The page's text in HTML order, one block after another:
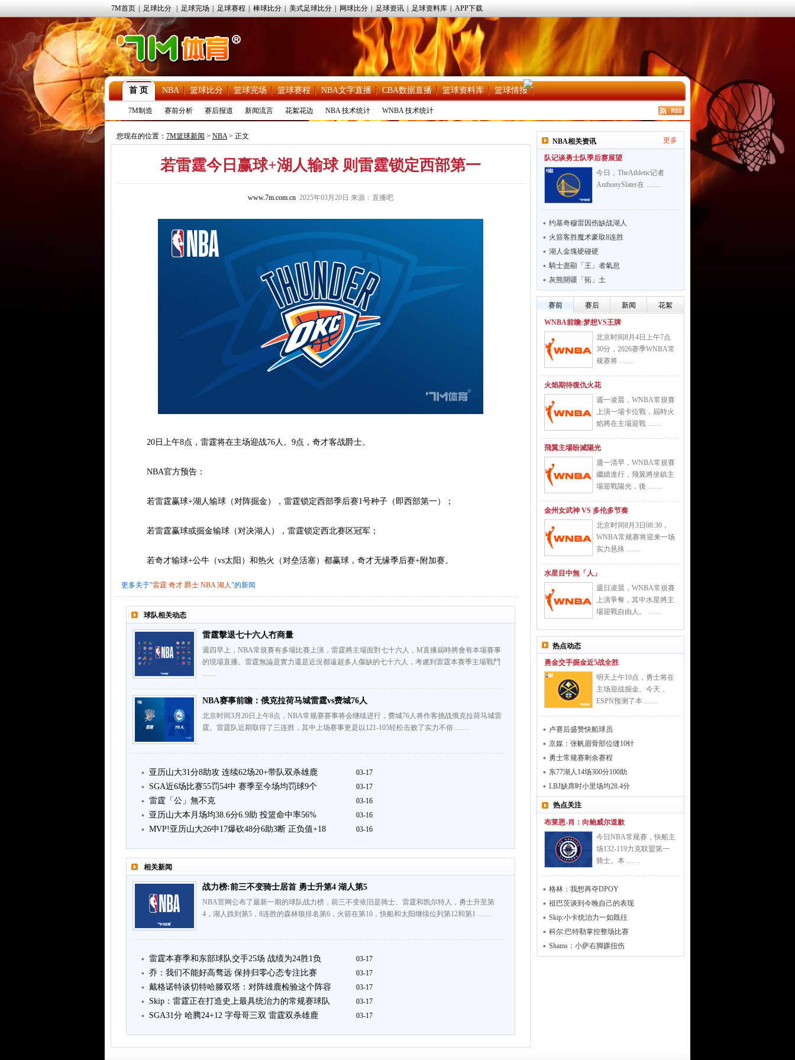
7M首页 足球比分 足球完场 足球赛程 棒球比分 美式足球比分 网球比分 足球资讯 足球资料库 APP下载
首 页 NBA 篮球比分 篮球完场 篮球赛程 NBA文字直播 CBA数据直播 篮球资料库 篮球情报
7M制造 赛前分析 赛后报道 新闻流言 花絮花边 NBA 技术统计 WNBA 技术统计
您现在的位置： 7M篮球新闻 > NBA> 正文
若雷霆今日赢球+湖人输球 则雷霆锁定西部第一
www.7m.com.cn 2025年03月20日 来源：直播吧
20日上午8点，雷霆将在主场迎战76人。9点，奇才客战爵士。
NBA官方预告：
若雷霆赢球+湖人输球（对阵掘金），雷霆锁定西部季后赛1号种子（即西部第一）；
若雷霆赢球或掘金输球（对决湖人），雷霆锁定西北赛区冠军；
若奇才输球+公牛（vs太阳）和热火（对垒活塞）都赢球，奇才无缘季后赛+附加赛。
更多关于"雷霆 奇才 爵士 NBA 湖人"的新闻
球队相关动态
雷霆擊退七十六人冇商量
週四早上，NBA常規賽有多場比賽上演，雷霆將主場面對七十六人，M直播屆時將會有本場賽事
的現場直播。雷霆無論是實力還是近況都遠超多人傷缺的七十六人，考慮到雷霆本賽季主場戰鬥
……
NBA赛事前瞻：俄克拉荷马城雷霆vs费城76人
北京时间3月20日上午8点，NBA常规赛赛事将会继续进行，费城76人将作客挑战俄克拉荷马城雷
霆。雷霆队近期取得了三连胜，其中上场赛事更是以121-105轻松击败了实力不俗 ……
亚历山大31分8助攻 连续62场20+带队双杀雄鹿 03-17
SGA近6场比赛55罚54中 赛季至今场均罚球9个 03-17
雷霆「公」無不克 03-16
亚历山大本月场均38.6分6.9助 投篮命中率56% 03-16
MVP!亚历山大26中17爆砍48分6助3断 正负值+18 03-16
相关新闻
战力榜:前三不变骑士居首 勇士升第4 湖人第5
NBA官网公布了最新一期的球队战力榜，前三不变依旧是骑士、雷霆和凯尔特人，勇士升至第
4，湖人跌到第5，8连胜的森林狼排名第6，火箭在第10，快船和太阳继续位列第12和第1 ……
雷霆本赛季和东部球队交手25场 战绩为24胜1负 03-17
乔：我们不能好高骛远 保持归零心态专注比赛 03-17
戴格诺特谈切特哈滕双塔：对阵雄鹿检验这个阵容 03-17
Skip：雷霆正在打造史上最具统治力的常规赛球队 03-17
SGA31分 哈腾24+12 字母哥三双 雷霆双杀雄鹿 03-17
NBA相关资讯 更多
队记谈勇士队季后赛展望
今日，TheAthletic记者
AnthonySlater在 ……
约基奇穆雷因伤缺战湖人
火箭客胜魔术豪取8连胜
湖人金塊硬碰硬
騎士盡顯「王」者氣息
灰熊開疆「拓」土
赛前 赛后 新闻 花絮
WNBA前瞻:梦想VS王牌
北京时间8月4日上午7点
30分，2026赛季WNBA常
规赛将 ……
火焰期待復仇火花
週一凌晨，WNBA常規賽
上演一場卡位戰，屆時火
焰將在主場迎戰 ……
飛翼主場盼滅陽光
週一清早，WNBA常規賽
繼續進行，飛翼將坐鎮主
場迎戰陽光，後 ……
金州女武神 VS 多伦多节奏
北京时间8月3日08:30，
WNBA常规赛将迎来一场
实力悬殊 ……
水星目中無「人」
週日凌晨，WNBA常規賽
上演爭奪，其中水星將主
場迎戰自由人。 ……
热点动态
勇金交手掘金近5战全胜
明天上午10点，勇士将在
主场迎战掘金。今天，
ESPN预测了本 ……
卢赛后盛赞快船球员
京媒：张帆眉骨部位缝10针
勇士常规赛剩余赛程
东77湖人14场300分100助
LBJ缺席时小里场均28.4分
热点关注
布莱恩-肖：向鲍威尔道歉
今日NBA常规赛，快船主
场132-119力克联盟第一
骑士。本 ……
格林：我想再夺DPOY
祖巴茨谈到今晚自己的表现
Skip:小卡统治力一如既往
科尔:巴特勒掌控整场比赛
Shams：小萨右脚踝扭伤